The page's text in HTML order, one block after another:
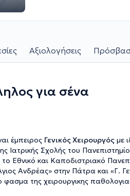
Αξιολογήσεις
για σένα
έμπειρος Γενικός Χειρουργός με
Ιατρικής Σχολής του
Εθνικό και Καποδιστριακό
Ανδρέας» στην Πάτρα και «Γ.
της χειρουργικης